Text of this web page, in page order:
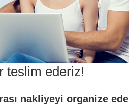
teslim ederiz!
nakliyeyi organize